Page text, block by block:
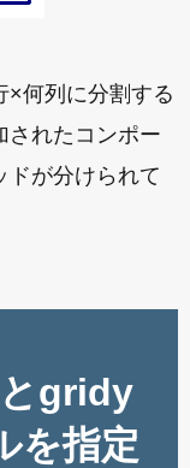
×何列に分割する
されたコンポー
ドが分けられて
gridy
を指定